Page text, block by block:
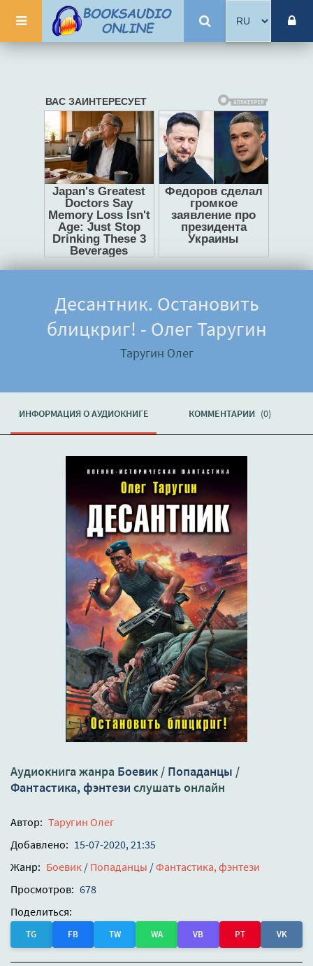
Десантник. Остановить
блицкриг! - Олег Таругин
Таругин Олег
ИНФОРМАЦИЯ О АУДИОКНИГЕ КОММЕНТАРИИ (0)
Аудиокнига жанра Боевик / Попаданцы /
Фантастика, фэнтези слушать онлайн
Автор: Таругин Олег
Добавлено: 15-07-2020, 21:35
Жанр: Боевик / Попаданцы /Фантастика, фэнтези
Просмотров: 678
Поделиться:
TG FB TW WA VB PT VK